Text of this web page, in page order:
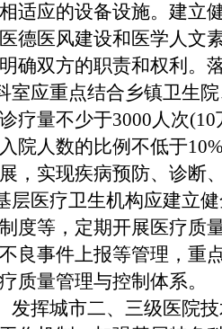
适应的设备设施。建
德医风建设和医学人
确双方的职责和权利。
室应重点结合乡镇卫生
疗量不少于3000人次
院人数的比例不低于
，实现疾病预防、诊断
层医疗卫生机构应建立
度等，定期开展医疗
良事件上报等管理，
质量管理与控制体系。
发挥城市二、三级医院